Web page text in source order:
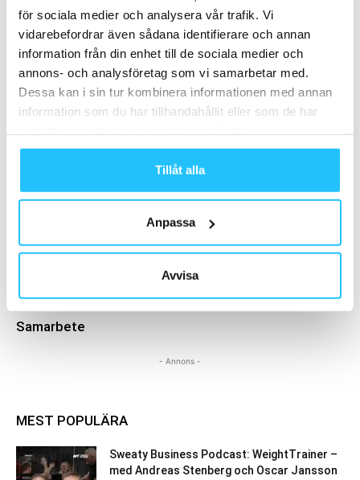
för sociala medier och analysera vår trafik. Vi
vidarebefordrar även sådana identifierare och annan
information från din enhet till de sociala medier och
annons- och analysföretag som vi samarbetar med.
Dessa kan i sin tur kombinera informationen med annan
information som du har tillhandahållit eller som de har
Tillåt alla
Anpassa
Avvisa
Relaterade artiklar Mer av samma författare
Analys: Europas gymmarknad går in i
följer samma väg
Hemmagymmet som överlevde en
Samarbete
- Annons -
MEST POPULÄRA
Sweaty Business Podcast: WeightTrainer –
med Andreas Stenberg och Oscar Jansson